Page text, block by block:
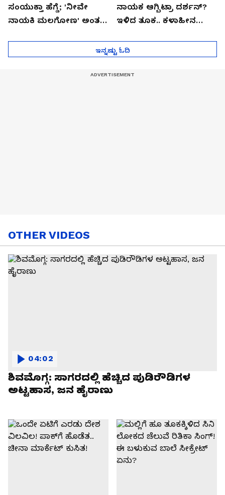
ಸಂಯುಕ್ತಾ ಹೆಗ್ಡೆ; 'ನೀವೇ
ನಾಯಕಿ ಮಲಗೋಣ' ಅಂತ
ನಾಯಕ ಆಗ್ಬಿಟ್ರಾ ದರ್ಶನ್?
ಇಳಿದ ತೂಕ.. ಕಳಾಹೀನ
ಇನ್ನಷ್ಟು ಓದಿ
OTHER VIDEOS
ಶಿವಮೊಗ್ಗ: ಸಾಗರದಲ್ಲಿ ಹೆಚ್ಚಿದ ಪುಡಿರೌಡಿಗಳ
ಅಟ್ಟಹಾಸ, ಜನ ಹೈರಾಣು
04:02